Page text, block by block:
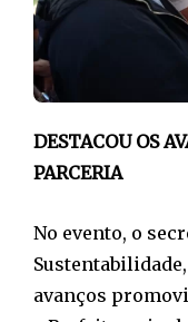
DESTACOU OS
PARCERIA
No evento, o
avanços